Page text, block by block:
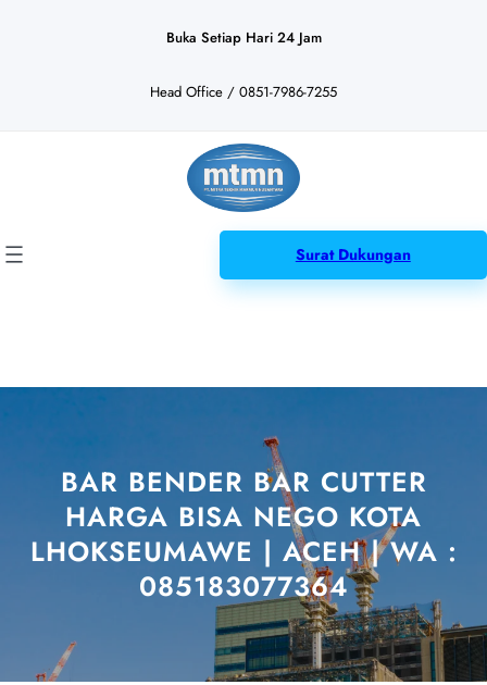
Buka Setiap Hari 24 Jam
Head Office / 0851-7986-7255
Surat Dukungan
BAR BENDER BAR CUTTER
HARGA BISA NEGO KOTA
LHOKSEUMAWE | ACEH | WA :
085183077364